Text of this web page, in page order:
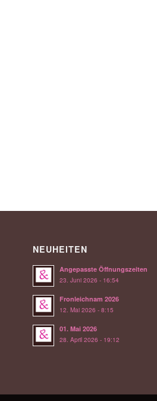
NEUHEITEN
Angepasste Öffnungszeiten
23. Juni 2026 - 16:54
Fronleichnam 2026
12. Mai 2026 - 8:15
01. Mai 2026
28. April 2026 - 19:12